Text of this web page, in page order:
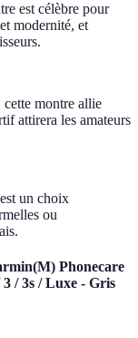
est célèbre pour
modernité, et
montre allie
attirera les amateurs
un choix
ou
Phonecare
/ 3s / Luxe - Gris